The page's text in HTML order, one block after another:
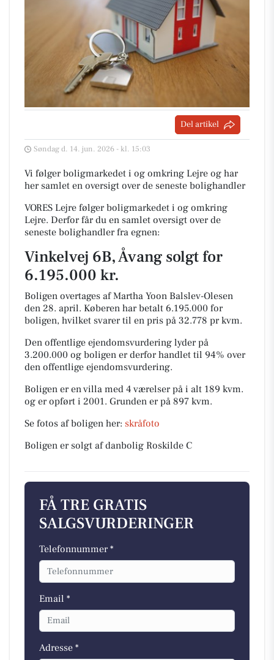
Del artikel
Søndag d. 14. jun. 2026 - kl. 15:03
Vi følger boligmarkedet i og omkring Lejre og har
her samlet en oversigt over de seneste bolighandler
VORES Lejre følger boligmarkedet i og omkring
Lejre. Derfor får du en samlet oversigt over de
seneste bolighandler fra egnen:
Vinkelvej 6B, Åvang solgt for
6.195.000 kr.
Boligen overtages af Martha Yoon Balslev-Olesen
den 28. april. Køberen har betalt 6.195.000 for
boligen, hvilket svarer til en pris på 32.778 pr kvm.
Den offentlige ejendomsvurdering lyder på
3.200.000 og boligen er derfor handlet til 94% over
den offentlige ejendomsvurdering.
Boligen er en villa med 4 værelser på i alt 189 kvm.
og er opført i 2001. Grunden er på 897 kvm.
Se fotos af boligen her: skråfoto
Boligen er solgt af danbolig Roskilde C
FÅ TRE GRATIS
SALGSVURDERINGER
Telefonnummer *
Email *
Adresse *